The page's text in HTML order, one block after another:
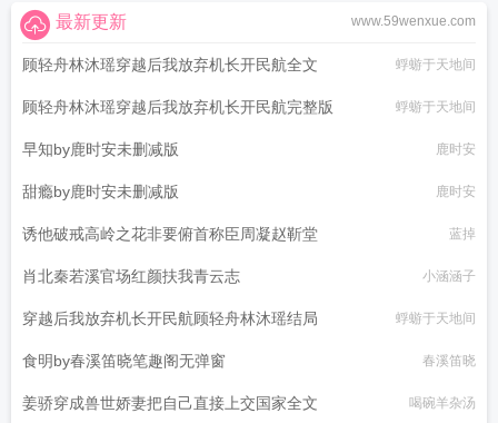
www.59wenxue.com
最新更新
顾轻舟林沐瑶穿越后我放弃机长开民航全文 蜉蝣于天地间
顾轻舟林沐瑶穿越后我放弃机长开民航完整版 蜉蝣于天地间
早知by鹿时安未删减版 鹿时安
甜瘾by鹿时安未删减版 鹿时安
诱他破戒高岭之花非要俯首称臣周凝赵靳堂 蓝掉
肖北秦若溪官场红颜扶我青云志 小涵涵子
穿越后我放弃机长开民航顾轻舟林沐瑶结局 蜉蝣于天地间
食明by春溪笛晓笔趣阁无弹窗 春溪笛晓
姜骄穿成兽世娇妻把自己直接上交国家全文 喝碗羊杂汤